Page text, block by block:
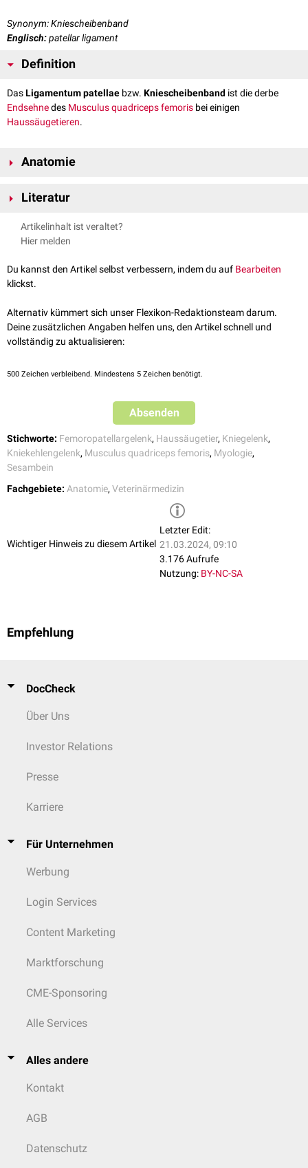
Synonym: Kniescheibenband
Englisch:patellar ligament
Definition
DasLigamentum patellae bzw. Kniescheibenband ist die derbe
Endsehnedes Musculus quadriceps femoris bei einigen
Haussäugetieren.
Anatomie
Verlauf
Os femorissowie mit einem Kopf am
distalenMuskelabschnitt
Körpers eingelagert. Im weiteren Verlauf wird die Sehne als Ligamentum
patellae bezeichnet, um an der
Tierartliche Unterschiede
Sowohl beimFleischfresser, als auch beimSchweinundkleinen
Wiederkäuer (Schaf,Ziege) ist das Ligamentum patellae (wie beim
und dem proximalen Tibiaende. Zwischen der Sehne und der
adiposum infrapatellare) sowie proximal der Anheftungsstelle der Sehne
an der Tibia die Bursa infrapatellaris.
Beim Pferdund auch beimRind
liegen andere Verhältnisse vor. Bei
diesen
Tieren können drei Kniescheibenbänder ( Ligamenta patellae
beschrieben werden:
Ligamentum patellae laterale
Literatur
Nickel, Richard, August Schummer, Eugen Seiferle. Band I:
Bewegungsapparat. Parey, 2004.
Artikelinhalt ist veraltet?
Hier melden
Du kannst den Artikel selbst verbessern, indem du auf Bearbeiten
klickst.
Alternativ kümmert sich unser Flexikon-Redaktionsteam darum.
Deine zusätzlichen Angaben helfen uns, den Artikel schnell und
vollständig zu aktualisieren:
500 Zeichen verbleibend. Mindestens 5 Zeichen benötigt.
Absenden
Stichworte: Femoropatellargelenk, Haussäugetier, Kniegelenk,
Kniekehlengelenk, Musculus quadriceps femoris, Myologie,
Sesambein
Fachgebiete: Anatomie, Veterinärmedizin
Wichtiger Hinweis zu diesem Artikel
Letzter Edit:
21.03.2024, 09:10
3.176 Aufrufe
Nutzung: BY-NC-SA
Empfehlung
DocCheck
Über Uns
Investor Relations
Presse
Karriere
Für Unternehmen
Werbung
Login Services
Content Marketing
Marktforschung
CME-Sponsoring
Alle Services
Alles andere
Kontakt
AGB
Datenschutz